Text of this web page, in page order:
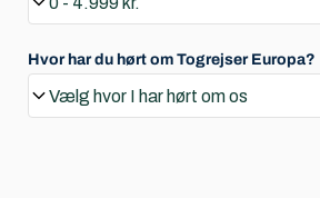
Hvor har du hørt om Togrejser Europa?